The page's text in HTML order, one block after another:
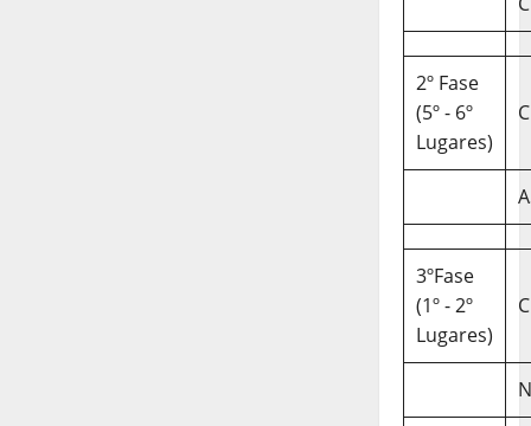
2º Fase
(5º - 6º
Lugares)
3ºFase
(1º - 2º
Lugares)